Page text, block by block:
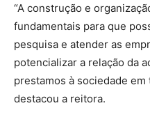
“A construção e
fundamentais para que
pesquisa e atender as
potencializar a relação da
prestamos à sociedade
destacou a reitora.